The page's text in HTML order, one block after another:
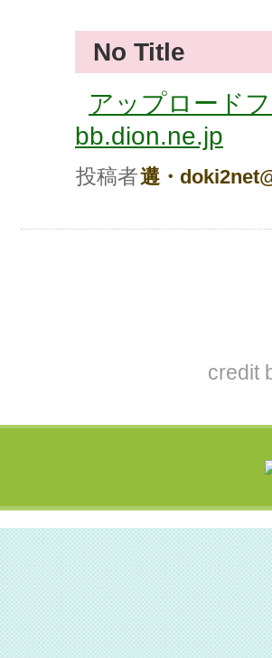
No Title
アップロード
bb.dion.ne.jp
投稿者遘・
credit